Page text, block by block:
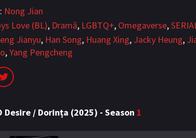
Nong Jian
Love (BL), Dramă, LGBTQ+, Omegaverse,
Jianyu, Han Song, Huang Xing, Jacky Heung,
,Yang Pengcheng
Desire / Dorința (2025) - Season 1